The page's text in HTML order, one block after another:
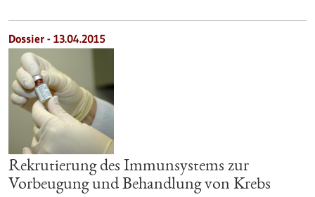
Dossier - 13.04.2015
Rekrutierung des Immunsystems zur
Vorbeugung und Behandlung von Krebs